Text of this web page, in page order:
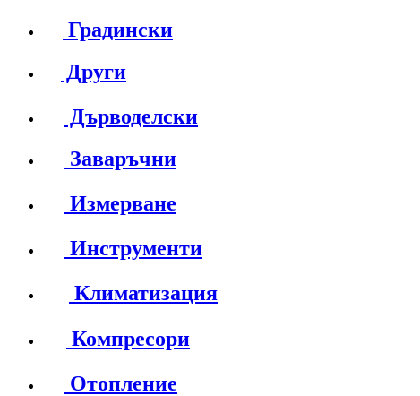
Градински
Други
Дърводелски
Заваръчни
Измерване
Инструменти
Климатизация
Компресори
Отопление